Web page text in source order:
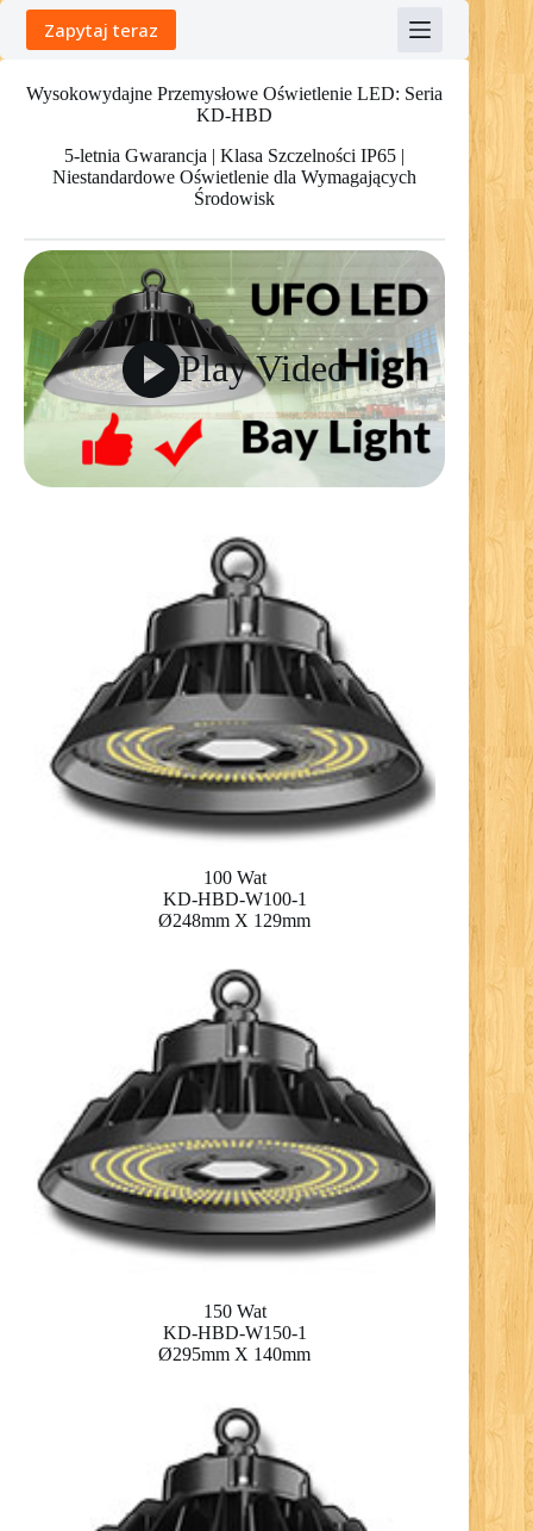
Skip
content
Zapytaj teraz
Wysokowydajne Przemysłowe Oświetlenie LED: Seria
KD-HBD
5-letnia Gwarancja | Klasa Szczelności IP65 |
Niestandardowe Oświetlenie dla Wymagających
Środowisk
Play Video
100 Wat
KD-HBD-W100-1
Ø248mm X 129mm
150 Wat
KD-HBD-W150-1
Ø295mm X 140mm